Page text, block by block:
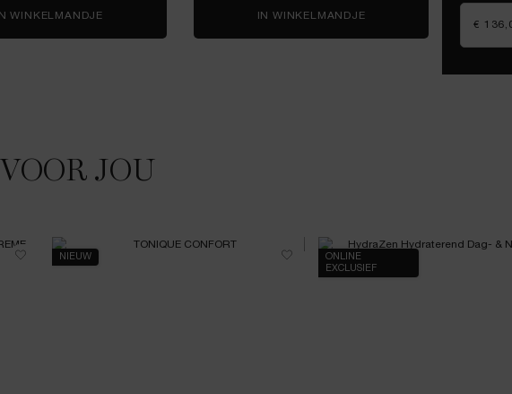
IN WINKELMANDJE HYDRA ZEN ANTI-STRESS NACHTCRÈME
IN WINKELMANDJE
€
JOU
NIEUW
ONLINE
EXCLUSIEF